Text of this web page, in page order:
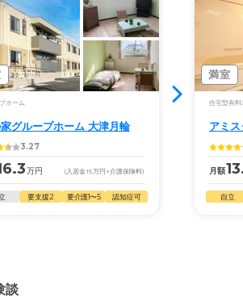
ホーム
グループホーム 大津月輪
3.27
万円 (入居金15万円 +介護保険料)
要支援2 要介護1〜5 認知症可
満室
住宅型有料
アミ
月額
自立
談